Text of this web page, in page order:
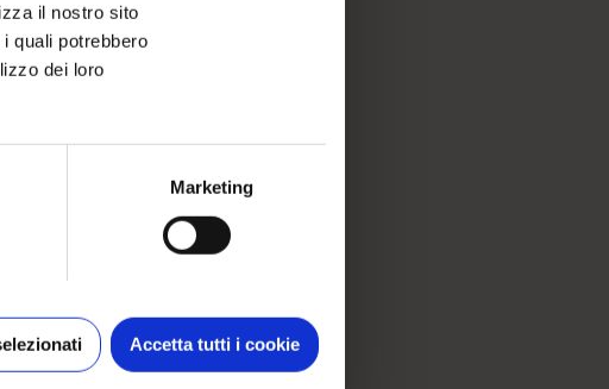
il nostro sito
quali potrebbero
dei loro
Marketing
Accetta tutti i cookie